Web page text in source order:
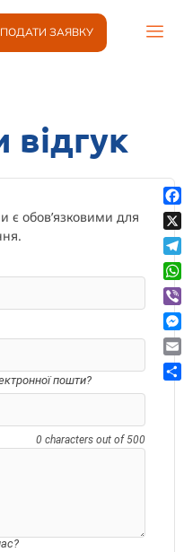
ПОДАТИ ЗАЯВКУ
відгук
є обов’язковими для
пошти?
0 characters out of 500
X